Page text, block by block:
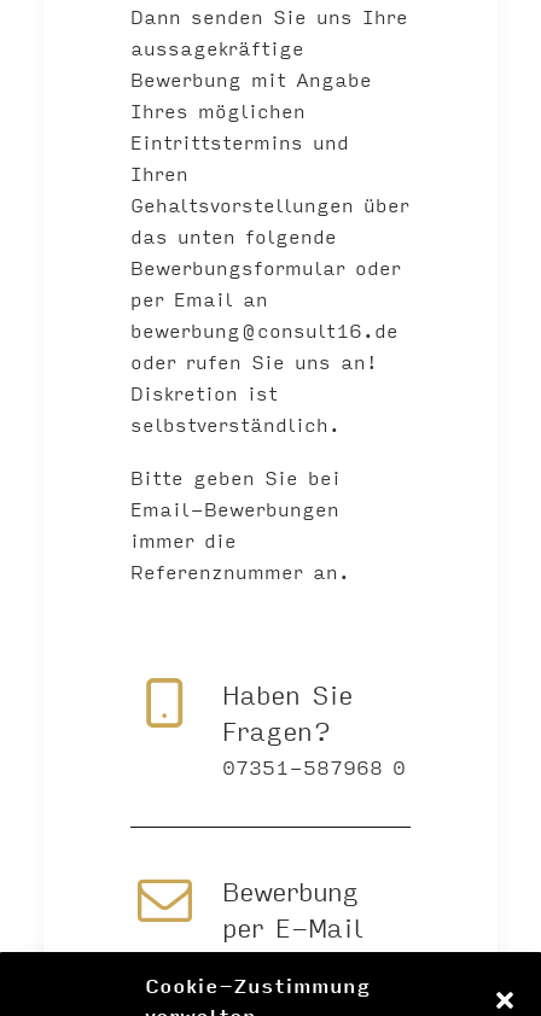
Cookie-Zustimmung
Dann senden Sie uns Ihre
aussagekräftige
Bewerbung mit Angabe
Ihres möglichen
Eintrittstermins und
Ihren
Gehaltsvorstellungen über
das unten folgende
Bewerbungsformular oder
per Email an
bewerbung@consult16.de
oder rufen Sie uns an!
Diskretion ist
selbstverständlich.
Bitte geben Sie bei
Email-Bewerbungen
immer die
Referenznummer an.
Haben Sie
Fragen?
07351-587968 0
Bewerbung
per E-Mail